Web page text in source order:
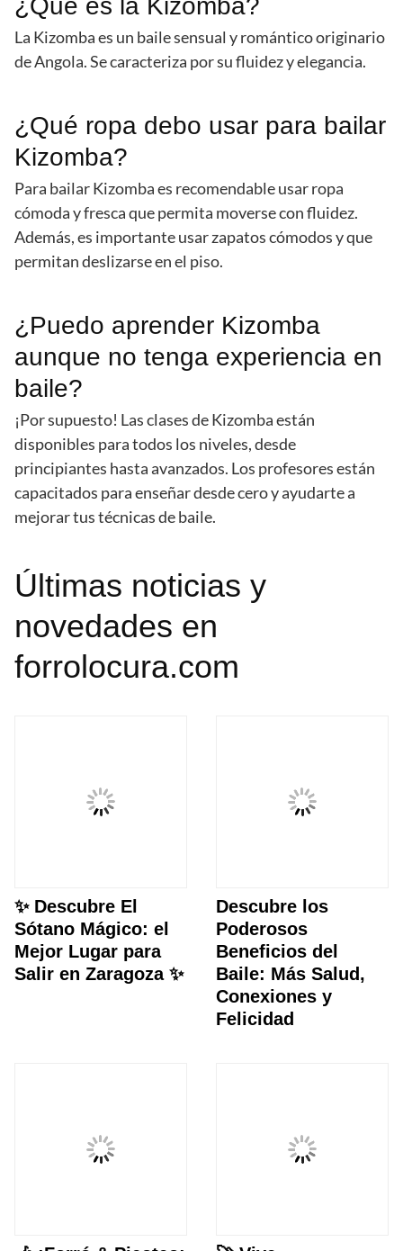
¿Qué es la Kizomba?
La Kizomba es un baile sensual y romántico originario
de Angola. Se caracteriza por su fluidez y elegancia.
¿Qué ropa debo usar para bailar
Kizomba?
Para bailar Kizomba es recomendable usar ropa
cómoda y fresca que permita moverse con fluidez.
Además, es importante usar zapatos cómodos y que
permitan deslizarse en el piso.
¿Puedo aprender Kizomba
aunque no tenga experiencia en
baile?
¡Por supuesto! Las clases de Kizomba están
disponibles para todos los niveles, desde
principiantes hasta avanzados. Los profesores están
capacitados para enseñar desde cero y ayudarte a
mejorar tus técnicas de baile.
Últimas noticias y
novedades en
forrolocura.com
✨ Descubre El
Sótano Mágico: el
Mejor Lugar para
Salir en Zaragoza ✨
Descubre los
Poderosos
Beneficios del
Baile: Más Salud,
Conexiones y
Felicidad